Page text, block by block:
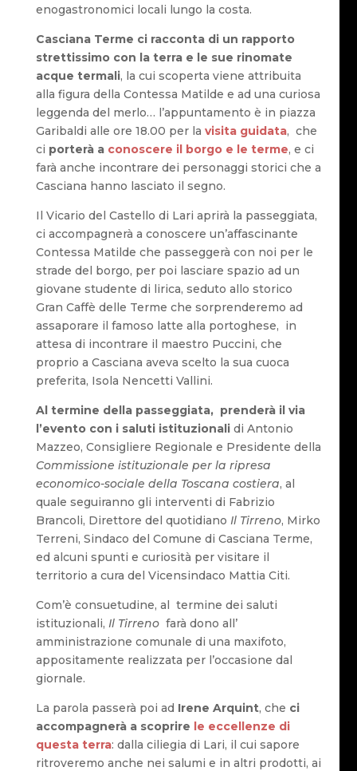
enogastronomici locali lungo la costa.
Casciana Terme ci racconta di un rapporto
strettissimo con la terra e le sue rinomate
acque termali, la cui scoperta viene attribuita
alla figura della Contessa Matilde e ad una curiosa
leggenda del merlo… l’appuntamento è in piazza
Garibaldi alle ore 18.00 per la visita guidata, che
ci porterà a conoscere il borgo e le terme, e ci
farà anche incontrare dei personaggi storici che a
Casciana hanno lasciato il segno.
Il Vicario del Castello di Lari aprirà la passeggiata,
ci accompagnerà a conoscere un’affascinante
Contessa Matilde che passeggerà con noi per le
strade del borgo, per poi lasciare spazio ad un
giovane studente di lirica, seduto allo storico
Gran Caffè delle Terme che sorprenderemo ad
assaporare il famoso latte alla portoghese, in
attesa di incontrare il maestro Puccini, che
proprio a Casciana aveva scelto la sua cuoca
preferita, Isola Nencetti Vallini.
Al termine della passeggiata, prenderà il via
l’evento con i saluti istituzionali di Antonio
Mazzeo, Consigliere Regionale e Presidente della
Commissione istituzionale per la ripresa
economico-sociale della Toscana costiera, al
quale seguiranno gli interventi di Fabrizio
Brancoli, Direttore del quotidiano Il Tirreno, Mirko
Terreni, Sindaco del Comune di Casciana Terme,
ed alcuni spunti e curiosità per visitare il
territorio a cura del Vicensindaco Mattia Citi.
Com’è consuetudine, al termine dei saluti
istituzionali, Il Tirreno farà dono all’
amministrazione comunale di una maxifoto,
appositamente realizzata per l’occasione dal
giornale.
La parola passerà poi ad Irene Arquint, che ci
accompagnerà a scoprire le eccellenze di
questa terra: dalla ciliegia di Lari, il cui sapore
ritroveremo anche nei salumi e in altri prodotti, ai